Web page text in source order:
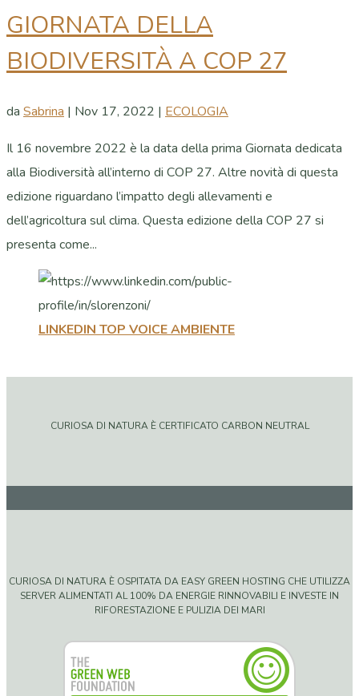
GIORNATA DELLA
BIODIVERSITÀ A COP 27
da Sabrina | Nov 17, 2022 | ECOLOGIA
Il 16 novembre 2022 è la data della prima Giornata dedicata
alla Biodiversità all’interno di COP 27. Altre novità di questa
edizione riguardano l’impatto degli allevamenti e
dell’agricoltura sul clima. Questa edizione della COP 27 si
presenta come...
LINKEDIN TOP VOICE AMBIENTE
CURIOSA DI NATURA È CERTIFICATO CARBON NEUTRAL
CURIOSA DI NATURA È OSPITATA DA EASY GREEN HOSTING CHE UTILIZZA
SERVER ALIMENTATI AL 100% DA ENERGIE RINNOVABILI E INVESTE IN
RIFORESTAZIONE E PULIZIA DEI MARI